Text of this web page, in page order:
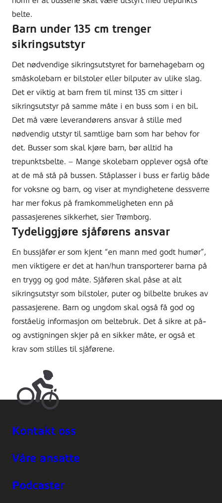
belte.
Barn under 135 cm trenger
sikringsutstyr
Det nødvendige sikringsutstyret for barnehagebarn og
småskolebarn er bilstoler eller bilputer av ulike slag.
Det er viktig at barn frem til minst 135 cm sitter i
sikringsutstyr på samme måte i en buss som i en bil.
Det må være leverandørens ansvar å stille med
nødvendig utstyr til samtlige barn som har behov for
det. Busser som skal kjøre barn, bør alltid ha
trepunktsbelte. – Mange skolebarn opplever også ofte
at de må stå på bussen. Ståplasser i buss er farlig både
for voksne og barn, og viser at myndighetene dessverre
har mer fokus på framkommeligheten enn på
passasjerenes sikkerhet, sier Trømborg.
Tydeliggjøre sjåførens ansvar
En bussjåfør er som kjent “en mann med godt humør”,
men viktigere er det at han/hun transporterer barna på
en trygg og god måte. Sjåføren skal påse at alt
sikringsutstyr som bilstoler, puter og bilbelte brukes av
passasjerene. Barn og ungdom skal også få god og
forståelig informasjon om beltebruk. Det å sikre at på-
og avstigningen skjer på en sikker måte, er også et
krav som stilles til sjåførene.
Kontakt oss
Våre ansatte
Podcaster